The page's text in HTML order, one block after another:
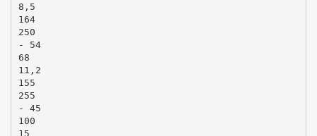
8,5
164
250
- 54
68
11,2
155
255
- 45
100
15